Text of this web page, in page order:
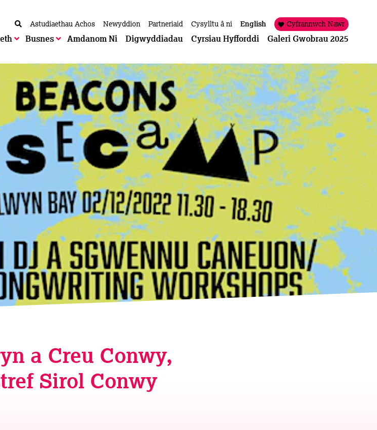
Busnes Amdanom Ni Digwyddiadau Cyrsiau Hyfforddi Galeri Gwobrau 2025
Astudiaethau Achos Newyddion Partneriaid Cysylltu â ni English Cyfrannwch Nawr
a Creu Conwy,
Sirol Conwy